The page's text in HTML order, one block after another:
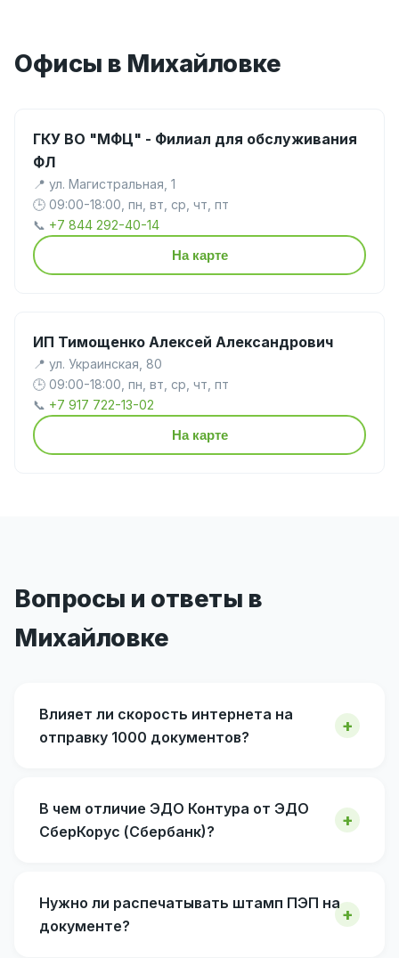
Офисы в Михайловке
ГКУ ВО "МФЦ" - Филиал для обслуживания
ФЛ
📍 ул. Магистральная, 1
🕒 09:00-18:00, пн, вт, ср, чт, пт
📞 +7 844 292-40-14
На карте
ИП Тимощенко Алексей Александрович
📍 ул. Украинская, 80
🕒 09:00-18:00, пн, вт, ср, чт, пт
📞 +7 917 722-13-02
На карте
Вопросы и ответы в
Михайловке
Влияет ли скорость интернета на
отправку 1000 документов?
В чем отличие ЭДО Контура от ЭДО
СберКорус (Сбербанк)?
Нужно ли распечатывать штамп ПЭП на
документе?